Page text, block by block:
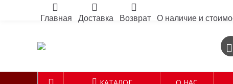
Главная Доставка Возврат О наличие и